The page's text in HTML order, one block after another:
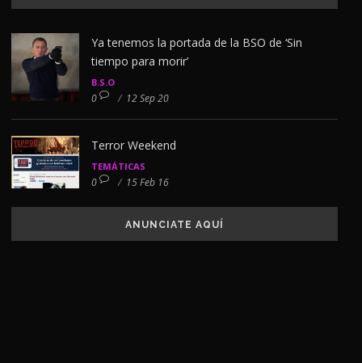
Ya tenemos la portada de la BSO de ‘Sin
tiempo para morir’
B.S.O
0 / 12 Sep 20
Terror Weekend
TEMÁTICAS
0 / 15 Feb 16
ANUNCIATE AQUÍ